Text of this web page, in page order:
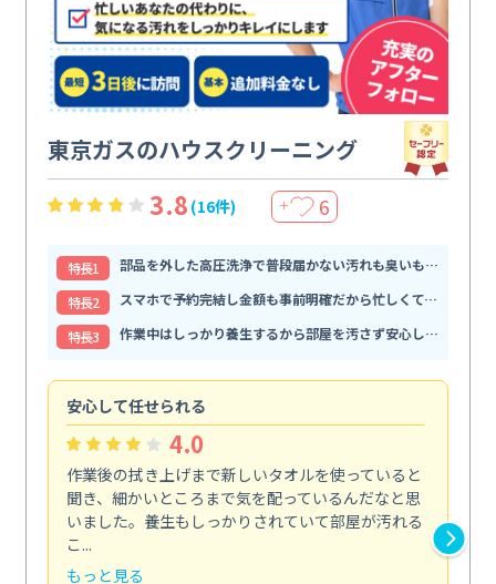
東京ガスのハウスクリーニング
3.8 (16件) ＋ 6
特⻑1
部品を外した高圧洗浄で普段届かない汚れも臭いもすっきり解消
特⻑2
スマホで予約完結し金額も事前明確だから忙しくても頼みやすい
特⻑3
作業中はしっかり養生するから部屋を汚さず安心して任せられる
安心して任せられる
4.0
作業後の拭き上げまで新しいタオルを使っていると
聞き、細かいところまで気を配っているんだなと思
いました。養生もしっかりされていて部屋が汚れる
こ...
もっと見る